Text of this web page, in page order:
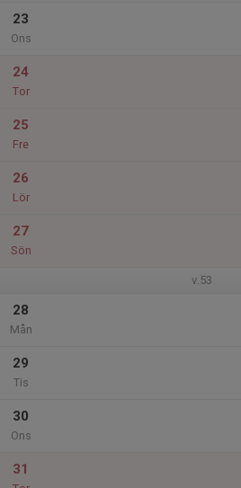
23
Ons
24
Tor
25
Fre
26
Lör
27
Sön
v.53
28
Mån
29
Tis
30
Ons
31